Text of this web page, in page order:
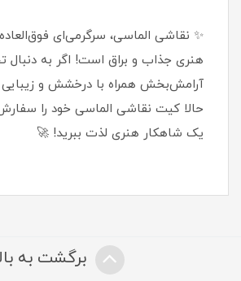
✨ نقاشی الماسی، سرگرمی‌ای فوق‌العاده
هنری جذاب و براق است! اگر به دنبال
آرامش‌بخش همراه با درخشش و
حالا کیت نقاشی الماسی خود را
یک شاهکار هنری لذت ببرید! 🚀
برگشت به